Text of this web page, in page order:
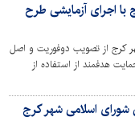
اجرای آزمایشی طرح
کرج از تصویب دوفوریت و اصل
هدفمند از استفاده از
همچنین اعضای شورا با
تجلیل از خبرنگاران و
موافقت کردند.
اسلامی شهر کرج